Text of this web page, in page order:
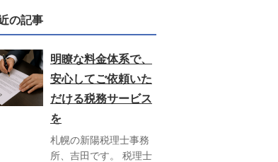
の記事
明瞭な料金体系で、
安心してご依頼いた
だける税務サービス
を
札幌の新陽税理士事務
所、吉田です。 税理士